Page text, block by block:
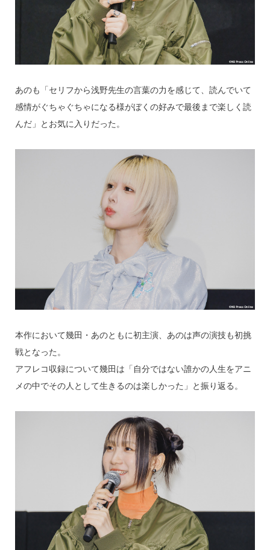
あのも「セリフから浅野先生の言葉の力を感じて、読んでいて
感情がぐちゃぐちゃになる様がぼくの好みで最後まで楽しく読
んだ」とお気に入りだった。
本作において幾田・あのともに初主演、あのは声の演技も初挑
戦となった。
アフレコ収録について幾田は「自分ではない誰かの人生をアニ
メの中でその人として生きるのは楽しかった」と振り返る。